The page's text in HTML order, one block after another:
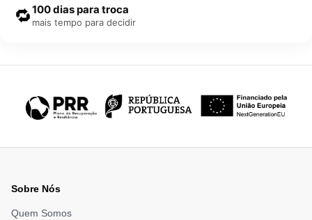
🔁100 dias para troca
mais tempo para decidir
Sobre Nós
Quem Somos